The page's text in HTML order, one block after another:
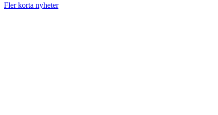
Fler korta nyheter